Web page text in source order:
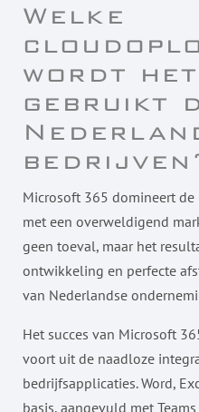
Welke
wordt het
gebruikt
Microsoft 365 domineert
met een overweldigend
geen toeval, maar het
ontwikkeling en perfecte
van Nederlandse
Het succes van Microsoft
voort uit de naadloze
bedrijfsapplicaties. Word,
basis, aangevuld met